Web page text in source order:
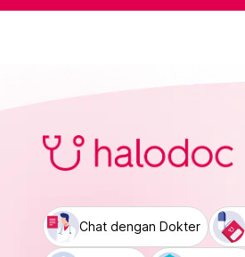
Chat dengan Dokter